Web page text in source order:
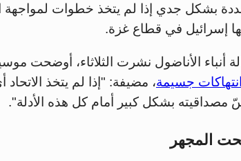
بشكل جدي إذا لم يتخذ خطوات لمواجهة
إسرائيل في قطاع غزة.
أنباء الأناضول نشرت الثلاثاء، أوضحت
جسيمة، مضيفة: "إذا لم يتخذ
مصداقيته بشكل كبير أمام كل هذه الأدلة".
المجهر